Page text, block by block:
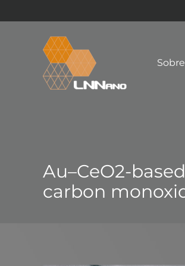
Au–CeO2-
carbon